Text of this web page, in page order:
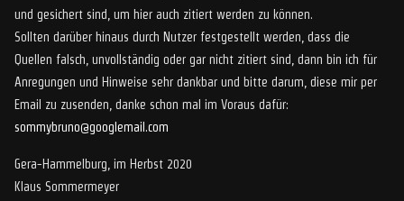
und gesichert sind, um hier auch zitiert werden zu können.
Sollten darüber hinaus durch Nutzer festgestellt werden, dass die
Quellen falsch, unvollständig oder gar nicht zitiert sind, dann bin ich für
Anregungen und Hinweise sehr dankbar und bitte darum, diese mir per
Email zu zusenden, danke schon mal im Voraus dafür:
sommybruno@googlemail.com
Gera-Hammelburg, im Herbst 2020
Klaus Sommermeyer